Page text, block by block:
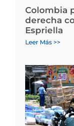
Colombia
derecha
Espriella
Leer Más >>